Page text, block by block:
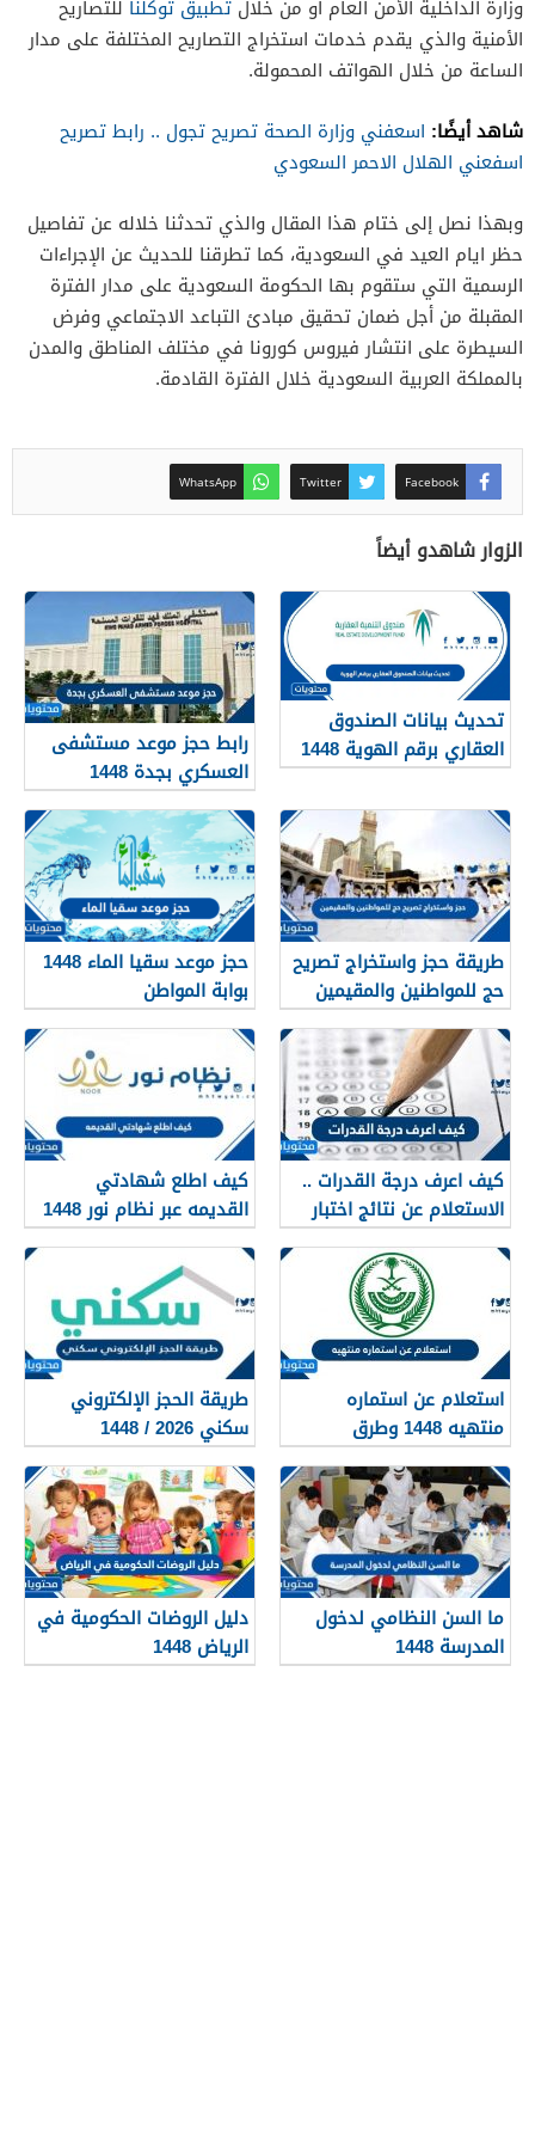
وزارة الداخلية الأمن العام أو من خلال تطبيق توكلنا للتصاريح
الأمنية والذي يقدم خدمات استخراج التصاريح المختلفة على مدار
الساعة من خلال الهواتف المحمولة.
شاهد أيضًا: اسعفني وزارة الصحة تصريح تجول .. رابط تصريح
اسفعني الهلال الاحمر السعودي
وبهذا نصل إلى ختام هذا المقال والذي تحدثنا خلاله عن تفاصيل
حظر ايام العيد في السعودية، كما تطرقنا للحديث عن الإجراءات
الرسمية التي ستقوم بها الحكومة السعودية على مدار الفترة
المقبلة من أجل ضمان تحقيق مبادئ التباعد الاجتماعي وفرض
السيطرة على انتشار فيروس كورونا في مختلف المناطق والمدن
بالمملكة العربية السعودية خلال الفترة القادمة.
Facebook
Twitter
WhatsApp
الزوار شاهدو أيضاً
تحديث بيانات الصندوق
العقاري برقم الهوية 1448
الرابط والخطوات
رابط حجز موعد مستشفى
العسكري بجدة 1448
طريقة حجز واستخراج تصريح
حج للمواطنين والمقيمين
1448
حجز موعد سقيا الماء 1448
بوابة المواطن
كيف اعرف درجة القدرات ..
الاستعلام عن نتائج اختبار
القدرات 1448
كيف اطلع شهادتي
القديمه عبر نظام نور 1448
استعلام عن استماره
منتهيه 1448 وطرق
تجديدها
طريقة الحجز الإلكتروني
سكني 2026 / 1448
بالتفصيل
ما السن النظامي لدخول
المدرسة 1448
دليل الروضات الحكومية في
الرياض 1448